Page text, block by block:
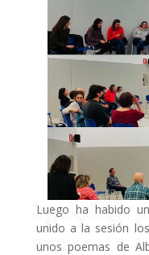
Luego ha habido
unido a la sesión
unos poemas de